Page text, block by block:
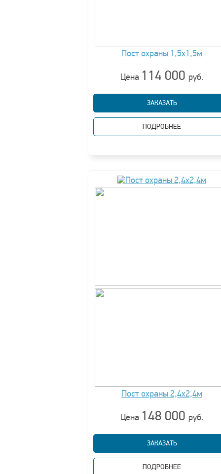
Пост охраны 1,5х1,5м
Цена 114 000 руб.
ЗАКАЗАТЬ
ПОДРОБНЕЕ
Пост охраны 2,4х2,4м
Цена 148 000 руб.
ЗАКАЗАТЬ
ПОДРОБНЕЕ